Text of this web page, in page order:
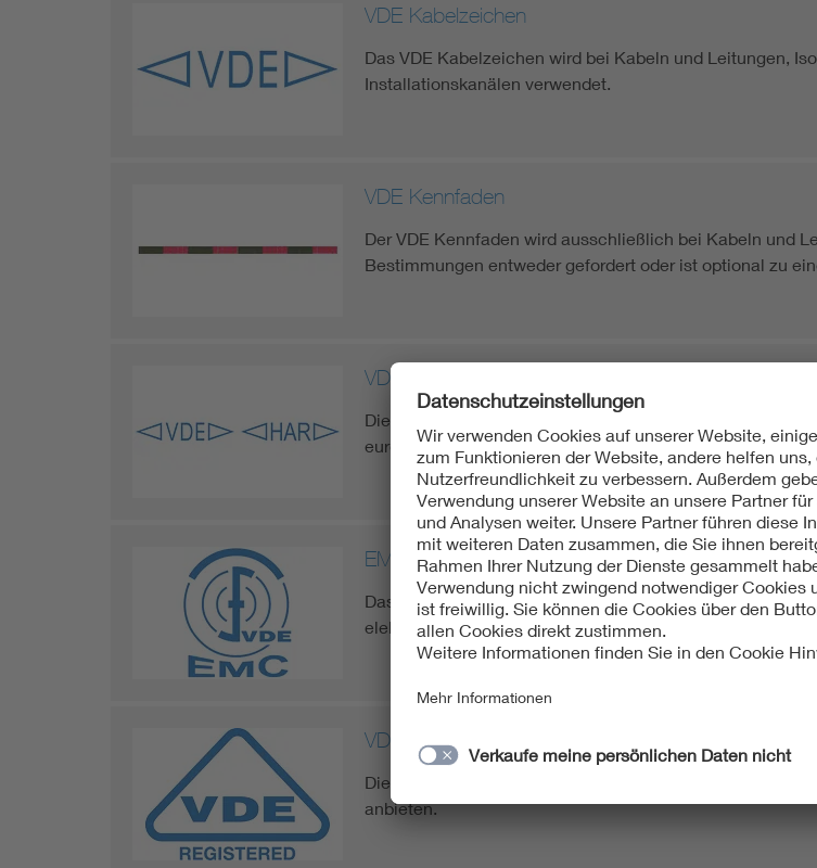
VDE Kabelzeichen
Das VDE Kabelzeichen wird bei Kabeln und Leitungen,
Installationskanälen verwendet.
VDE Kennfaden
Der VDE Kennfaden wird ausschließlich bei Kabeln und
Bestimmungen entweder gefordert oder ist optional zu
VDE HARmonisierungs-Kennzeichnung bzw. -
Die VDE Kennzeichnung für harmonisierte
europäischen Märkten.
EMC-Zeichen des VDE
Das EMC-Zeichen des VDE wird für elektrotechnische
elektromagnetische Verträglichkeit entsprechen.
VDE Registrierungszeichen
Die Zertifizierung für das Gutachten mit
anbieten.